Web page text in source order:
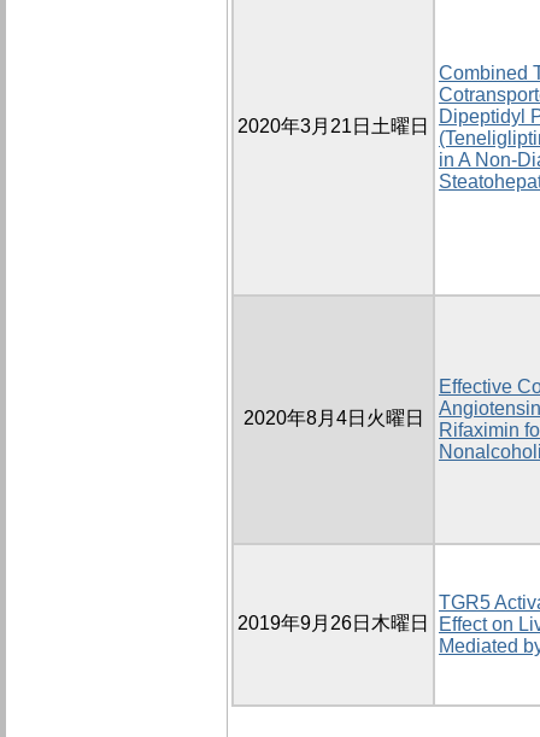
2020年3月21日土曜日
Combined
Dipeptidyl
in A Non-
2020年8月4日火曜日
Effective
Rifaximin
2019年9月26日木曜日
TGR5
Effect on
Mediated